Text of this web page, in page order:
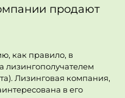
продают
как правило, в
лизингополучателем
Лизинговая компания,
в его